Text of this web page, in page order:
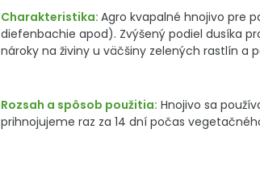
Charakteristika: Agro kvapalné hnojivo pre
diefenbachie apod). Zvýšený podiel dusíka
nároky na živiny u väčšiny zelených rastlín a
Rozsah a spôsob použitia: Hnojivo sa
prihnojujeme raz za 14 dní počas